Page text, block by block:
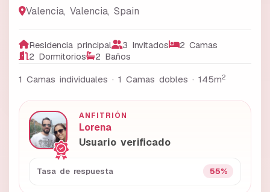
Valencia, Valencia, Spain
Residencia principal 3 Invitados
2 Camas
2 Dormitorios
2 Baños
1 Camas individuales · 1 Camas dobles · 145m2
ANFITRIÓN
Lorena
Usuario verificado
Tasa de respuesta 55%